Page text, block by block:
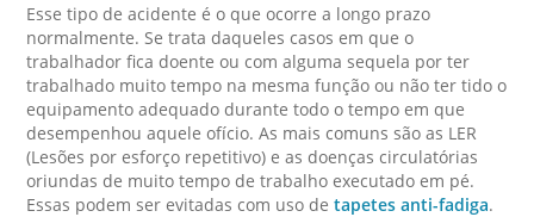
Esse tipo de acidente é o que ocorre a longo prazo
normalmente. Se trata daqueles casos em que o
trabalhador fica doente ou com alguma sequela por ter
trabalhado muito tempo na mesma função ou não ter tido o
equipamento adequado durante todo o tempo em que
desempenhou aquele ofício. As mais comuns são as LER
(Lesões por esforço repetitivo) e as doenças circulatórias
oriundas de muito tempo de trabalho executado em pé.
Essas podem ser evitadas com uso detapetes anti-fadiga.